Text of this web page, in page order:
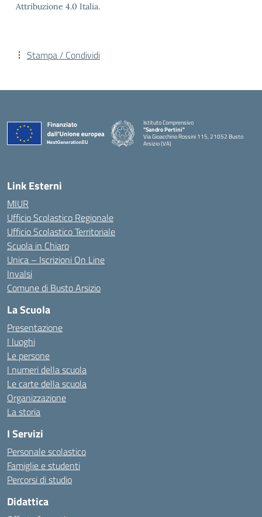
Attribuzione 4.0 Italia.
Stampa / Condividi
Istituto Comprensivo
"Sandro Pertini"
Via Gioacchino Rossini 115, 21052 Busto
Arsizio (VA)
Link Esterni
MIUR
Ufficio Scolastico Regionale
Ufficio Scolastico Territoriale
Scuola in Chiaro
Unica – Iscrizioni On Line
Invalsi
Comune di Busto Arsizio
La Scuola
Presentazione
I luoghi
Le persone
I numeri della scuola
Le carte della scuola
Organizzazione
La storia
I Servizi
Personale scolastico
Famiglie e studenti
Percorsi di studio
Didattica